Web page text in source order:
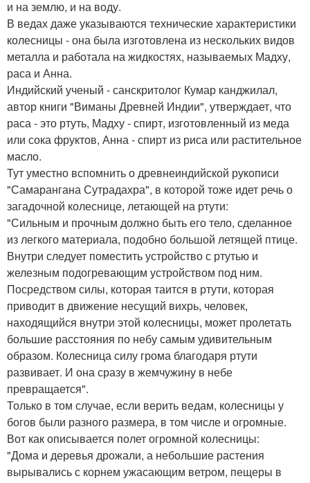
и на землю, и на воду.
В ведах даже указываются технические характеристики
колесницы - она была изготовлена из нескольких видов
металла и работала на жидкостях, называемых Мадху,
раса и Анна.
Индийский ученый - санскритолог Кумар канджилал,
автор книги "Виманы Древней Индии", утверждает, что
раса - это ртуть, Мадху - спирт, изготовленный из меда
или сока фруктов, Анна - спирт из риса или растительное
масло.
Тут уместно вспомнить о древнеиндийской рукописи
"Самарангана Сутрадахра", в которой тоже идет речь о
загадочной колеснице, летающей на ртути:
"Сильным и прочным должно быть его тело, сделанное
из легкого материала, подобно большой летящей птице.
Внутри следует поместить устройство с ртутью и
железным подогревающим устройством под ним.
Посредством силы, которая таится в ртути, которая
приводит в движение несущий вихрь, человек,
находящийся внутри этой колесницы, может пролетать
большие расстояния по небу самым удивительным
образом. Колесница силу грома благодаря ртути
развивает. И она сразу в жемчужину в небе
превращается".
Только в том случае, если верить ведам, колесницы у
богов были разного размера, в том числе и огромные.
Вот как описывается полет огромной колесницы:
"Дома и деревья дрожали, а небольшие растения
вырывались с корнем ужасающим ветром, пещеры в